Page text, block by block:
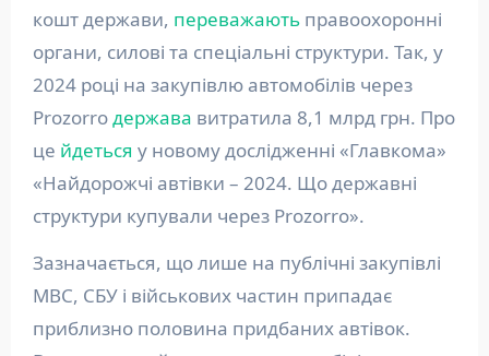
кошт держави, переважаютьправоохоронні
органи, силові та спеціальні структури. Так, у
2024 році на закупівлю автомобілів через
Prozorroдержава витратила 8,1 млрд грн. Про
це йдеться у новому дослідженні «Главкома»
«Найдорожчі автівки – 2024. Що державні
структури купували через Prozorro».
Зазначається, що лише на публічні закупівлі
МВС, СБУ і військових частин припадає
приблизно половина придбаних автівок.